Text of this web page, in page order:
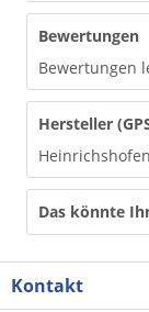
Bewertungen
Bewertungen
Hersteller
Das könnte
Kontakt